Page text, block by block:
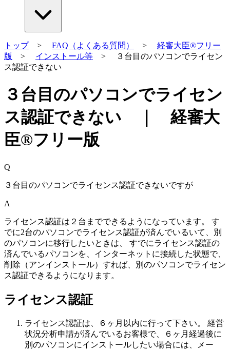
トップ> FAQ（よくある質問） > 経審大臣®フリー
版
> インストール等 > ３台目のパソコンでライセン
ス認証できない
３台目のパソコンでライセン
ス認証できない ｜ 経審大
臣®フリー版
Q
３台目のパソコンでライセンス認証できないですが
A
ライセンス認証は２台までできるようになっています。 す
でに2台のパソコンでライセンス認証が済んでいるいて、別
のパソコンに移行したいときは、 すでにライセンス認証の
済んでいるパソコンを、インターネットに接続した状態で、
削除（アンインストール）すれば、別のパソコンでライセン
ス認証できるようになります。
ライセンス認証
ライセンス認証は、６ヶ月以内に行って下さい。 経営
状況分析申請が済んでいるお客様で、６ヶ月経過後に
別のパソコンにインストールしたい場合には、メー